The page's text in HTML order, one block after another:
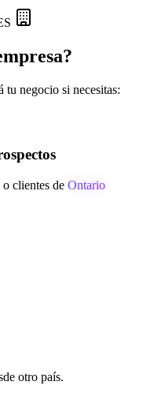
tu negocio si necesitas:
clientes de Ontario
otro país.